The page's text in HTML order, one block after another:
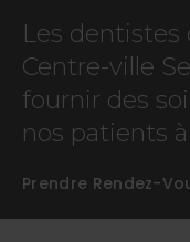
Les dentistes
Centre-ville
fournir des
nos patients
Prendre Rendez-